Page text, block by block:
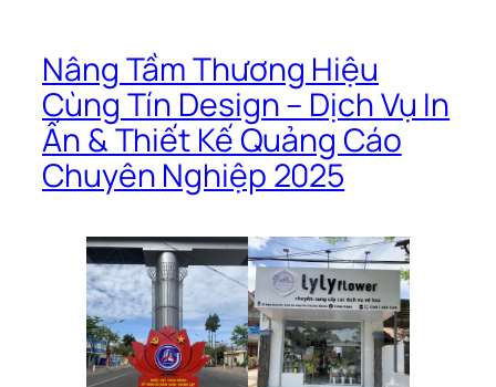
Nâng Tầm Thương Hiệu
Cùng Tín Design – Dịch Vụ In
Ấn & Thiết Kế Quảng Cáo
Chuyên Nghiệp 2025